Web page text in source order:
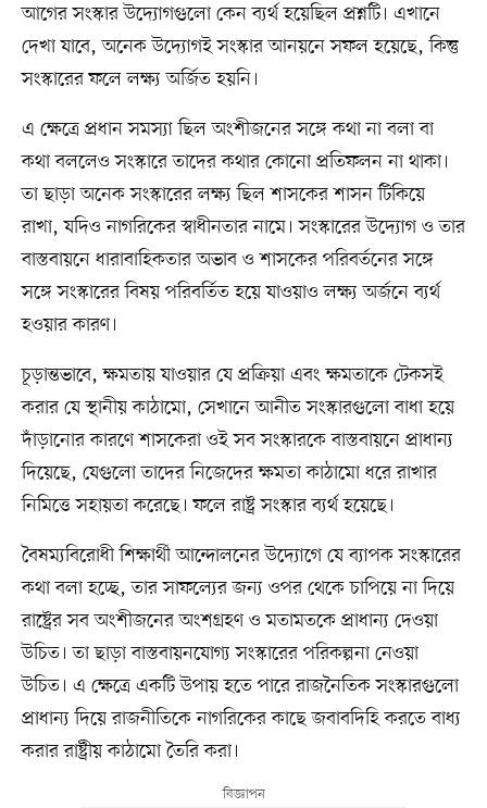
আগের সংস্কার উদ্যোগগুলো কেন ব্যর্থ হয়েছিল প্রশ্নটি। এখানে
দেখা যাবে, অনেক উদ্যোগই সংস্কার আনয়নে সফল হয়েছে, কিন্তু
সংস্কারের ফলে লক্ষ্য অর্জিত হয়নি।
এ ক্ষেত্রে প্রধান সমস্যা ছিল অংশীজনের সঙ্গে কথা না বলা বা
কথা বললেও সংস্কারে তাদের কথার কোনো প্রতিফলন না থাকা।
তা ছাড়া অনেক সংস্কারের লক্ষ্য ছিল শাসকের শাসন টিকিয়ে
রাখা, যদিও নাগরিকের স্বাধীনতার নামে। সংস্কারের উদ্যোগ ও তার
বাস্তবায়নে ধারাবাহিকতার অভাব ও শাসকের পরিবর্তনের সঙ্গে
সঙ্গে সংস্কারের বিষয় পরিবর্তিত হয়ে যাওয়াও লক্ষ্য অর্জনে ব্যর্থ
হওয়ার কারণ।
চূড়ান্তভাবে, ক্ষমতায় যাওয়ার যে প্রক্রিয়া এবং ক্ষমতাকে টেকসই
করার যে স্থানীয় কাঠামো, সেখানে আনীত সংস্কারগুলো বাধা হয়ে
দাঁড়ানোর কারণে শাসকেরা ওই সব সংস্কারকে বাস্তবায়নে প্রাধান্য
দিয়েছে, যেগুলো তাদের নিজেদের ক্ষমতা কাঠামো ধরে রাখার
নিমিত্তে সহায়তা করেছে। ফলে রাষ্ট্র সংস্কার ব্যর্থ হয়েছে।
বৈষম্যবিরোধী শিক্ষার্থী আন্দোলনের উদ্যোগে যে ব্যাপক সংস্কারের
কথা বলা হচ্ছে, তার সাফল্যের জন্য ওপর থেকে চাপিয়ে না দিয়ে
রাষ্ট্রের সব অংশীজনের অংশগ্রহণ ও মতামতকে প্রাধান্য দেওয়া
উচিত। তা ছাড়া বাস্তবায়নযোগ্য সংস্কারের পরিকল্পনা নেওয়া
উচিত। এ ক্ষেত্রে একটি উপায় হতে পারে রাজনৈতিক সংস্কারগুলো
প্রাধান্য দিয়ে রাজনীতিকে নাগরিকের কাছে জবাবদিহি করতে বাধ্য
করার রাষ্ট্রীয় কাঠামো তৈরি করা।